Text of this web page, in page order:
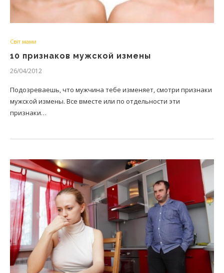
Світ мами
10 признаков мужской измены
26/04/2012
Подозреваешь, что мужчина тебе изменяет, смотри признаки
мужской измены. Все вместе или по отдельности эти
признаки…